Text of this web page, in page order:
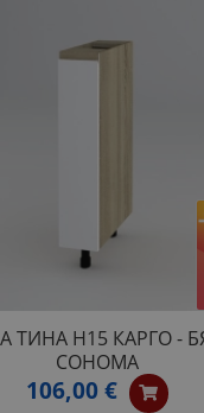
ТИНА Н15 КАРГО -
СОНОМА
106,00 €